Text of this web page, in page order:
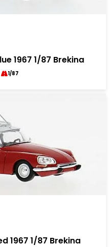
1967 1/87 Brekina
1/87
1967 1/87 Brekina